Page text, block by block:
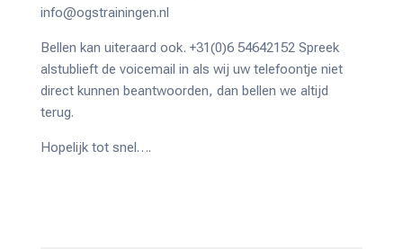
info@ogstrainingen.nl
Bellen kan uiteraard ook. +31(0)6 54642152 Spreek
alstublieft de voicemail in als wij uw telefoontje niet
direct kunnen beantwoorden, dan bellen we altijd
terug.
Hopelijk tot snel….